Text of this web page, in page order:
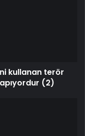
kullanan terör
(2)